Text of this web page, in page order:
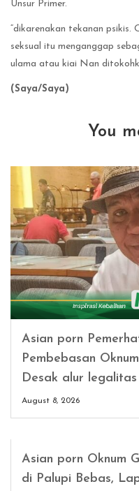
Unsur Primer.
“dikarenakan tekanan psikis.
seksual itu menganggap
ulama atau kiai Nan
(Saya/Saya)
You
Asian porn
Pembebasan
Desak alur
August 8, 2026
Asian porn Oknum
di Palupi Bebas,